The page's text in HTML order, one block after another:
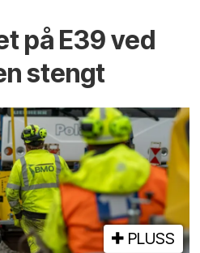
på E39 ved
stengt
PLUSS